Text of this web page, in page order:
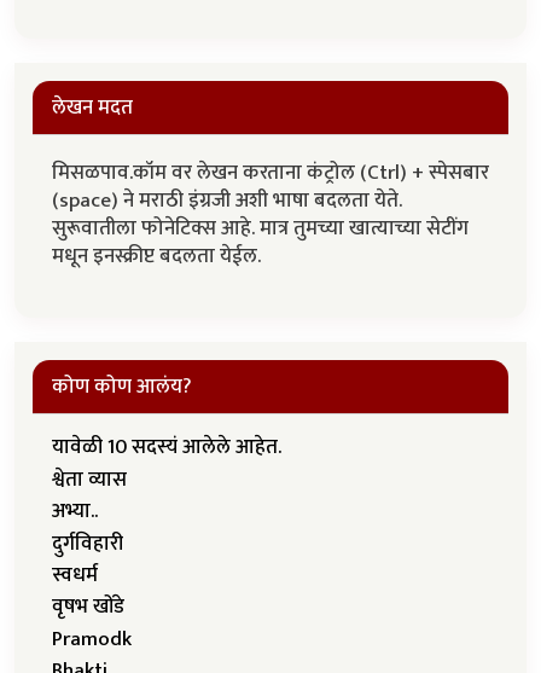
लेखन मदत
मिसळपाव.कॉम वर लेखन करताना कंट्रोल (Ctrl) + स्पेसबार
(space) ने मराठी इंग्रजी अशी भाषा बदलता येते.
सुरूवातीला फोनेटिक्स आहे. मात्र तुमच्या खात्याच्या सेटींग
मधून इनस्क्रीप्ट बदलता येईल.
कोण कोण आलंय?
यावेळी 10 सदस्यं आलेले आहेत.
श्वेता व्यास
अभ्या..
दुर्गविहारी
स्वधर्म
वृषभ खोंडे
Pramodk